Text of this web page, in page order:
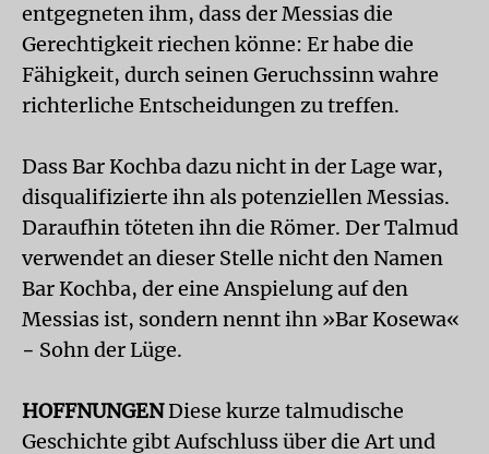
entgegneten ihm, dass der Messias die
Gerechtigkeit riechen könne: Er habe die
Fähigkeit, durch seinen Geruchssinn wahre
richterliche Entscheidungen zu treffen.
Dass Bar Kochba dazu nicht in der Lage war,
disqualifizierte ihn als potenziellen Messias.
Daraufhin töteten ihn die Römer. Der Talmud
verwendet an dieser Stelle nicht den Namen
Bar Kochba, der eine Anspielung auf den
Messias ist, sondern nennt ihn »Bar Kosewa«
− Sohn der Lüge.
HOFFNUNGENDiese kurze talmudische
Geschichte gibt Aufschluss über die Art und